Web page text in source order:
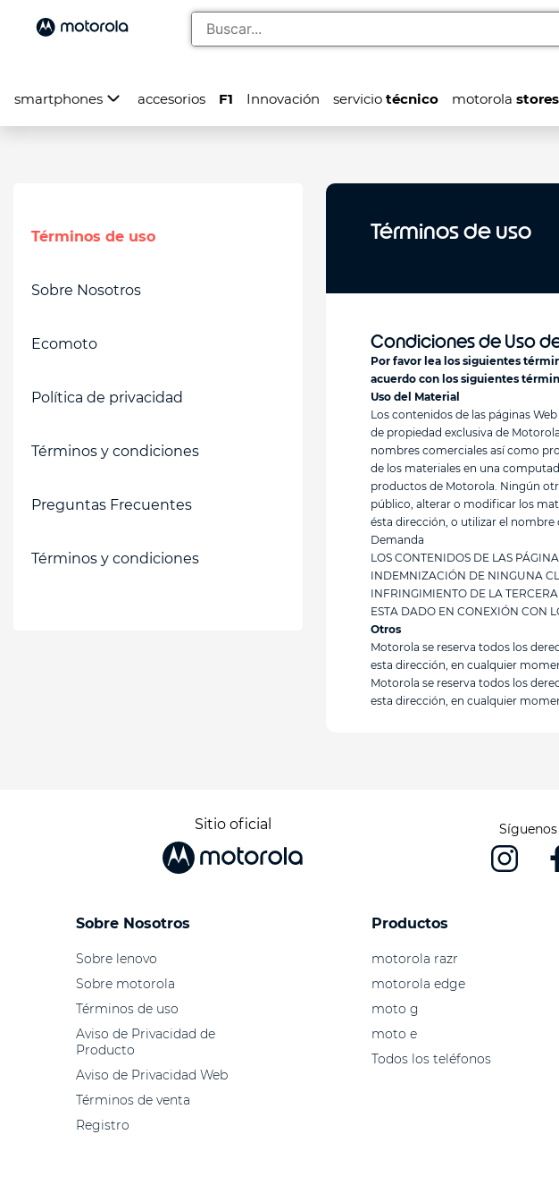
smartphones accesorios F1 Innovación servicio técnico motorola stores
Términos de uso
Sobre Nosotros
Ecomoto
Política de privacidad
Términos y condiciones
Preguntas Frecuentes
Términos y condiciones
Términos de uso
Condiciones de Uso
Por favor lea los siguientes
acuerdo con los siguientes
Uso del Material
Los contenidos de las páginas
de propiedad exclusiva de
nombres comerciales así como
de los materiales en una
productos de Motorola. Ningún
público, alterar o modificar los
ésta dirección, o utilizar el
Demanda
LOS CONTENIDOS DE LAS
INDEMNIZACIÓN DE NINGUNA
INFRINGIMIENTO DE LA
ESTA DADO EN CONEXIÓN CON
Otros
Motorola se reserva todos los
esta dirección, en cualquier
Motorola se reserva todos los
esta dirección, en cualquier
Sitio oficial
Sobre Nosotros
Sobre lenovo
Sobre motorola
Términos de uso
Aviso de Privacidad de
Producto
Aviso de Privacidad Web
Términos de venta
Registro
Productos
motorola razr
motorola edge
moto g
moto e
Todos los teléfonos